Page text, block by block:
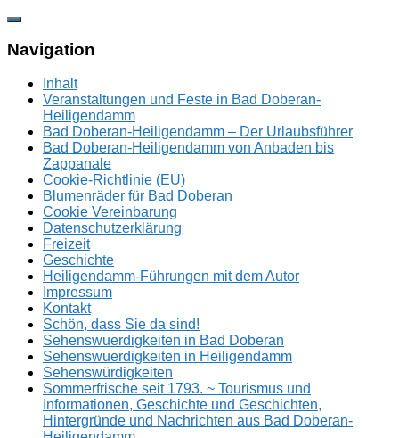
Zum
springen
Navigation
Inhalt
Veranstaltungen und Feste in Bad Doberan-
Heiligendamm
Bad Doberan-Heiligendamm – Der Urlaubsführer
Bad Doberan-Heiligendamm von Anbaden bis
Zappanale
Cookie-Richtlinie (EU)
Blumenräder für Bad Doberan
Cookie Vereinbarung
Datenschutzerklärung
Freizeit
Geschichte
Heiligendamm-Führungen mit dem Autor
Impressum
Kontakt
Schön, dass Sie da sind!
Sehenswuerdigkeiten in Bad Doberan
Sehenswuerdigkeiten in Heiligendamm
Sehenswürdigkeiten
Sommerfrische seit 1793. ~ Tourismus und
Informationen, Geschichte und Geschichten,
Hintergründe und Nachrichten aus Bad Doberan-